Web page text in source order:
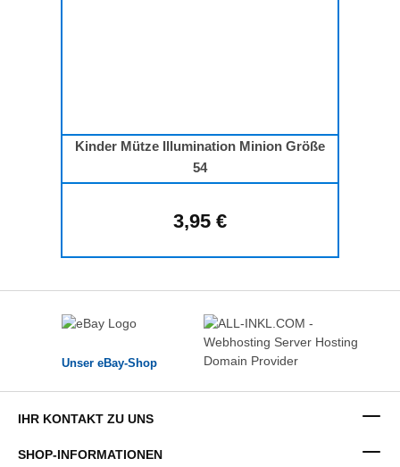
Kinder Mütze Illumination Minion Größe
54
Regulärer Preis:
3,95 €
Unser eBay-Shop
IHR KONTAKT ZU UNS
SHOP-INFORMATIONEN